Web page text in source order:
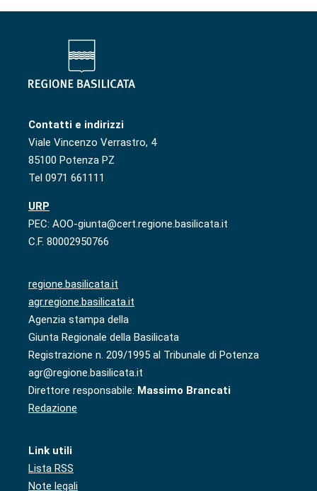
Contatti e indirizzi
Viale Vincenzo Verrastro, 4
85100 Potenza PZ
Tel 0971 661111
URP
PEC: AOO-giunta@cert.regione.basilicata.it
C.F. 80002950766
regione.basilicata.it
agr.regione.basilicata.it
Agenzia stampa della
Giunta Regionale della Basilicata
Registrazione n. 209/1995 al Tribunale di Potenza
agr@regione.basilicata.it
Direttore responsabile: Massimo Brancati
Redazione
Link utili
Lista RSS
Note legali